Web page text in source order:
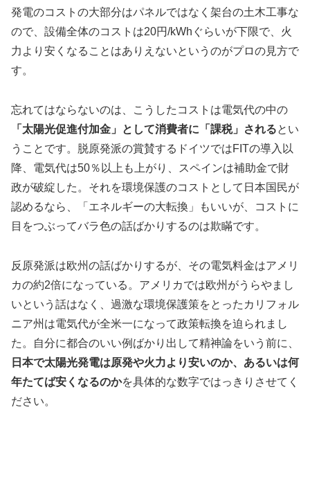
発電のコストの大部分はパネルではなく架台の土木工事な
ので、設備全体のコストは20円/kWhぐらいが下限で、火
力より安くなることはありえないというのがプロの見方で
す。
忘れてはならないのは、こうしたコストは電気代の中の
「太陽光促進付加金」として消費者に「課税」されるとい
うことです。脱原発派の賞賛するドイツではFITの導入以
降、電気代は50％以上も上がり、スペインは補助金で財
政が破綻した。それを環境保護のコストとして日本国民が
認めるなら、「エネルギーの大転換」もいいが、コストに
目をつぶってバラ色の話ばかりするのは欺瞞です。
反原発派は欧州の話ばかりするが、その電気料金はアメリ
カの約2倍になっている。アメリカでは欧州がうらやまし
いという話はなく、過激な環境保護策をとったカリフォル
ニア州は電気代が全米一になって政策転換を迫られまし
た。自分に都合のいい例ばかり出して精神論をいう前に、
日本で太陽光発電は原発や火力より安いのか、あるいは何
年たてば安くなるのかを具体的な数字ではっきりさせてく
ださい。